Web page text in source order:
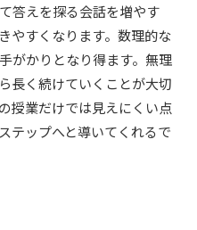
答えを探る会話を増やす
やすくなります。数理的な
がかりとなり得ます。無理
長く続けていくことが大切
授業だけでは見えにくい点
テップへと導いてくれるで